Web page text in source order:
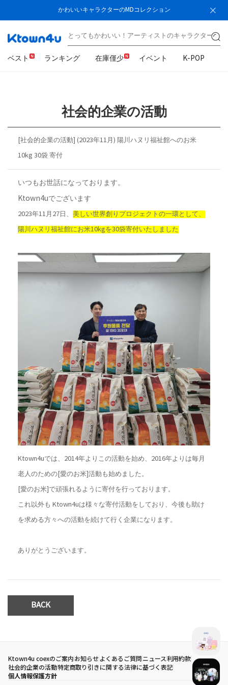
かわいいキャラクターのMDコレクション
ベスト ランキング 在庫僅少 イベント K-POP
社会的企業の活動
[社会的企業の活動] (2023年11月) 陽川ハヌリ福祉館へのお米
10kg 30袋 寄付
いつもお世話になっております。
Ktown4uでございます
2023年11月27日、 美しい世界創りプロジェクトの一環として、
陽川ハヌリ福祉館にお米10kgを30袋寄付いたしました
Ktown4uでは、2014年よりこの活動を始め、2016年よりは毎月
老人のための[愛のお米]活動も始めました。
[愛のお米]で頑張れるように寄付を行っております。
これ以外も Ktown4uは様々な寄付活動をしており、今後も助け
を求める方々への活動を続けて行く企業になります。
ありがとうございます。
BACK